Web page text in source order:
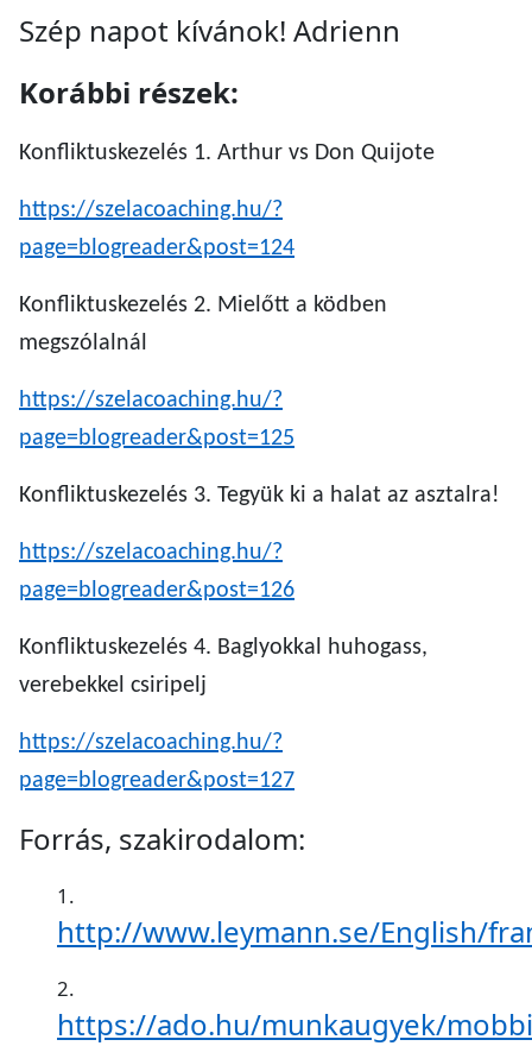
Szép napot kívánok! Adrienn
Korábbi részek:
Konfliktuskezelés 1. Arthur vs Don Quijote
https://szelacoaching.hu/?
page=blogreader&post=124
Konfliktuskezelés 2. Mielőtt a ködben
megszólalnál
https://szelacoaching.hu/?
page=blogreader&post=125
Konfliktuskezelés 3. Tegyük ki a halat az asztalra!
https://szelacoaching.hu/?
page=blogreader&post=126
Konfliktuskezelés 4. Baglyokkal huhogass,
verebekkel csiripelj
https://szelacoaching.hu/?
page=blogreader&post=127
Forrás, szakirodalom:
http://www.leymann.se/English/
https://ado.hu/munkaugyek/